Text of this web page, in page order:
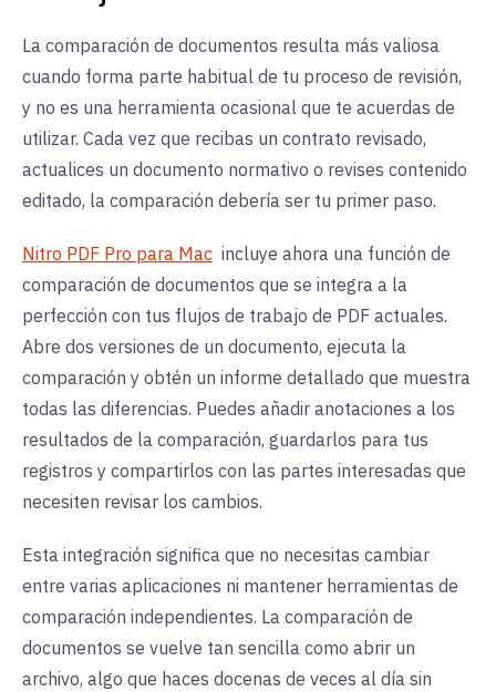
La comparación de documentos resulta más valiosa
cuando forma parte habitual de tu proceso de revisión,
y no es una herramienta ocasional que te acuerdas de
utilizar. Cada vez que recibas un contrato revisado,
actualices un documento normativo o revises contenido
editado, la comparación debería ser tu primer paso.
Nitro PDF Pro para Mac incluye ahora una función de
comparación de documentos que se integra a la
perfección con tus flujos de trabajo de PDF actuales.
Abre dos versiones de un documento, ejecuta la
comparación y obtén un informe detallado que muestra
todas las diferencias. Puedes añadir anotaciones a los
resultados de la comparación, guardarlos para tus
registros y compartirlos con las partes interesadas que
necesiten revisar los cambios.
Esta integración significa que no necesitas cambiar
entre varias aplicaciones ni mantener herramientas de
comparación independientes. La comparación de
documentos se vuelve tan sencilla como abrir un
archivo, algo que haces docenas de veces al día sin